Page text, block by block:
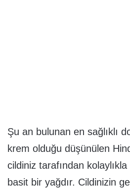
Şu an bulunan en sağlıklı
krem olduğu düşünülen
cildiniz tarafından kolaylıkla
basit bir yağdır. Cildinizin